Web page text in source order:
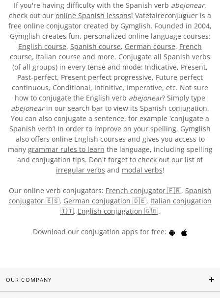
If you're having difficulty with the Spanish verb abejonear,
check out our online Spanish lessons! Vatefaireconjuguer is a
free online conjugator created by Gymglish. Founded in 2004,
Gymglish creates fun, personalized online language courses:
English course, Spanish course, German course, French
course, Italian course and more. Conjugate all Spanish verbs
(of all groups) in every tense and mode: Indicative, Present,
Past-perfect, Present perfect progressive, Future perfect
continuous, Conditional, Infinitive, Imperative, etc. Not sure
how to conjugate the English verb abejonear? Simply type
abejonearin our search bar to view its Spanish conjugation.
You can also conjugate a sentence, for example 'conjugate a
Spanish verb’! In order to improve on your spelling, Gymglish
also offers online English courses and gives you access to
many grammar rules to learn the language, including spelling
and conjugation tips. Don't forget to check out our list of
irregular verbs and modal verbs!
Our online verb conjugators: French conjugator 🇫🇷, Spanish
conjugator 🇪🇸, German conjugation 🇩🇪, Italian conjugation
🇮🇹, English conjugation 🇬🇧.
Download our conjugation apps for free:
OUR COMPANY